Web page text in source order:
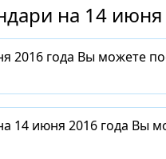
на 14 июня
2016 года Вы можете
14 июня 2016 года Вы